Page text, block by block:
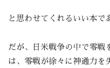
と思わせてくれるいい本で
だが、日米戦争の中で零戦
は、零戦が徐々に神通力を